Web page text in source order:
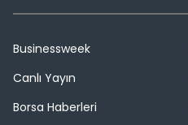
Businessweek
Canlı Yayın
Borsa Haberleri